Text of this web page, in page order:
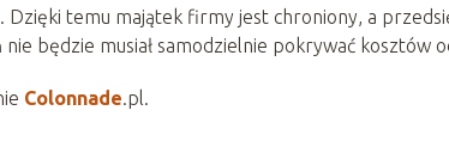
Dzięki temu majątek firmy jest chroniony, a
będzie musiał samodzielnie pokrywać kosztów
Colonnade.pl.